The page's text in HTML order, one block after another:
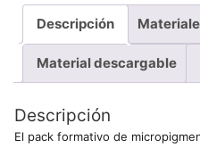
Descripción
Material descargable
Descripción
El pack formativo de